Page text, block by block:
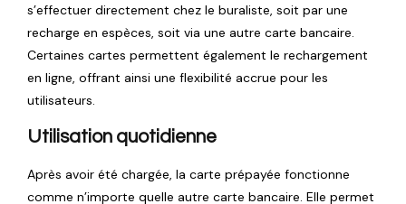
s’effectuer directement chez le buraliste, soit par une
recharge en espèces, soit via une autre carte bancaire.
Certaines cartes permettent également le rechargement
en ligne, offrant ainsi une flexibilité accrue pour les
utilisateurs.
Utilisation quotidienne
Après avoir été chargée, la carte prépayée fonctionne
comme n’importe quelle autre carte bancaire. Elle permet